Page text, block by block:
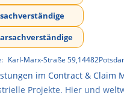
Karl-Marx-Straße 59,14482
im Contract & Claim
Projekte. Hier und